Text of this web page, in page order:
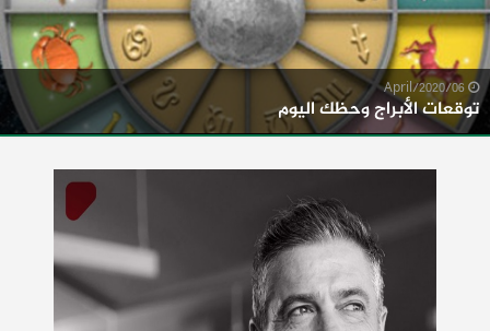
توقعات الأبراج وحظك اليوم